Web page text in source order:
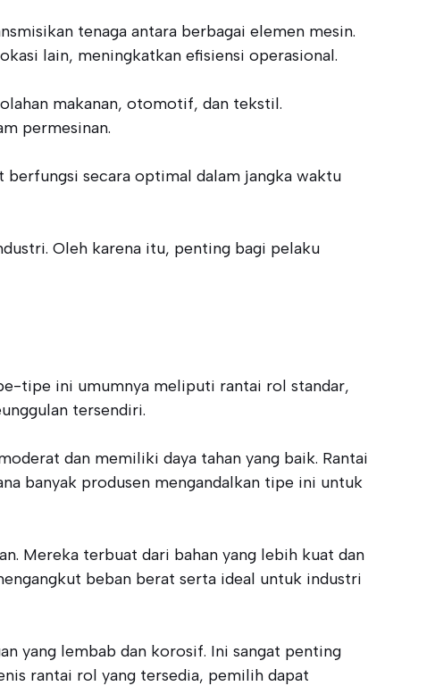
tenaga antara berbagai elemen mesin.
lain, meningkatkan efisiensi operasional.
makanan, otomotif, dan tekstil.
permesinan.
berfungsi secara optimal dalam jangka waktu
Oleh karena itu, penting bagi pelaku
tipe ini umumnya meliputi rantai rol standar,
tersendiri.
dan memiliki daya tahan yang baik. Rantai
banyak produsen mengandalkan tipe ini untuk
Mereka terbuat dari bahan yang lebih kuat dan
beban berat serta ideal untuk industri
yang lembab dan korosif. Ini sangat penting
rantai rol yang tersedia, pemilih dapat